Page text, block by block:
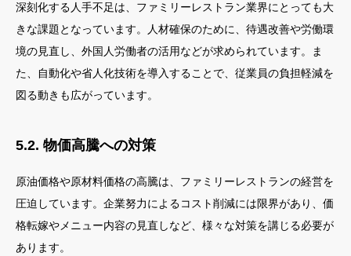
深刻化する人手不足は、ファミリーレストラン業界にとっても大
きな課題となっています。人材確保のために、待遇改善や労働環
境の見直し、外国人労働者の活用などが求められています。ま
た、自動化や省人化技術を導入することで、従業員の負担軽減を
図る動きも広がっています。
5.2. 物価高騰への対策
原油価格や原材料価格の高騰は、ファミリーレストランの経営を
圧迫しています。企業努力によるコスト削減には限界があり、価
格転嫁やメニュー内容の見直しなど、様々な対策を講じる必要が
あります。